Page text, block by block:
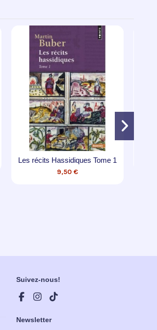
Contes et récits des juifs
d'Algérie
Suivez-nous!
Newsletter